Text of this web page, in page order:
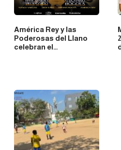
América Rey y las
Poderosas del Llano
celebran el…